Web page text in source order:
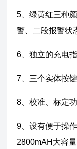
5、绿黄红三种
警、二段报警状
6、独立的充电
7、三个实体按
8、校准、标定功
9、设有便于操
2800mAH大容